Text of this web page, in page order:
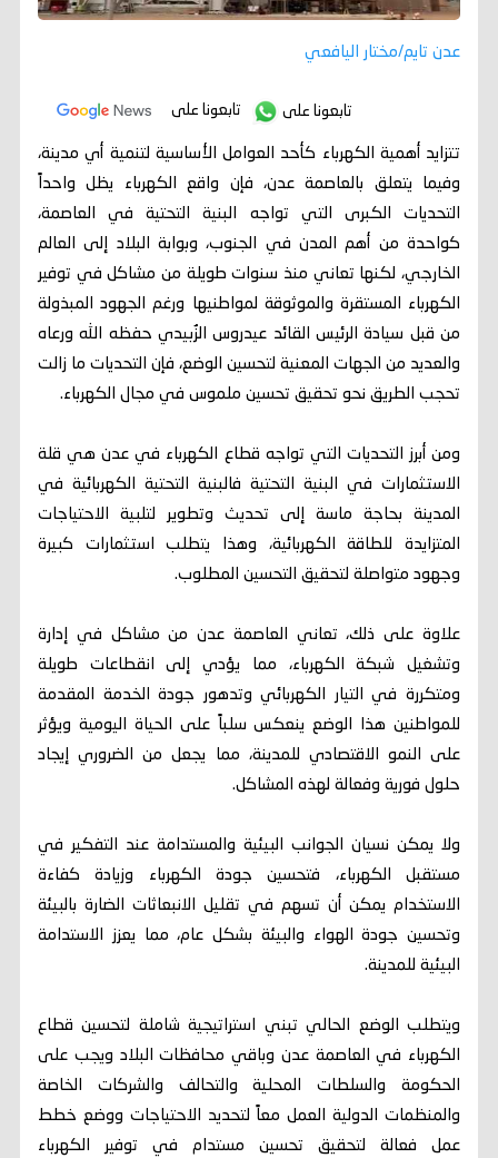
عدن تايم/مختار اليافعي
تابعونا على تابعونا على
تتزايد أهمية الكهرباء كأحد العوامل الأساسية لتنمية أي مدينة،
وفيما يتعلق بالعاصمة عدن، فإن واقع الكهرباء يظل واحداً
التحديات الكبرى التي تواجه البنية التحتية في العاصمة،
كواحدة من أهم المدن في الجنوب، وبوابة البلاد إلى العالم
الخارجي، لكنها تعاني منذ سنوات طويلة من مشاكل في توفير
الكهرباء المستقرة والموثوقة لمواطنيها ورغم الجهود المبذولة
من قبل سيادة الرئيس القائد عيدروس الزُبيدي حفظه الله ورعاه
والعديد من الجهات المعنية لتحسين الوضع، فإن التحديات ما زالت
تحجب الطريق نحو تحقيق تحسين ملموس في مجال الكهرباء.
ومن أبرز التحديات التي تواجه قطاع الكهرباء في عدن هي قلة
الاستثمارات في البنية التحتية فالبنية التحتية الكهربائية في
المدينة بحاجة ماسة إلى تحديث وتطوير لتلبية الاحتياجات
المتزايدة للطاقة الكهربائية، وهذا يتطلب استثمارات كبيرة
وجهود متواصلة لتحقيق التحسين المطلوب.
علاوة على ذلك، تعاني العاصمة عدن من مشاكل في إدارة
وتشغيل شبكة الكهرباء، مما يؤدي إلى انقطاعات طويلة
ومتكررة في التيار الكهربائي وتدهور جودة الخدمة المقدمة
للمواطنين هذا الوضع ينعكس سلباً على الحياة اليومية ويؤثر
على النمو الاقتصادي للمدينة، مما يجعل من الضروري إيجاد
حلول فورية وفعالة لهذه المشاكل.
ولا يمكن نسيان الجوانب البيئية والمستدامة عند التفكير في
مستقبل الكهرباء، فتحسين جودة الكهرباء وزيادة كفاءة
الاستخدام يمكن أن تسهم في تقليل الانبعاثات الضارة بالبيئة
وتحسين جودة الهواء والبيئة بشكل عام، مما يعزز الاستدامة
البيئية للمدينة.
ويتطلب الوضع الحالي تبني استراتيجية شاملة لتحسين قطاع
الكهرباء في العاصمة عدن وباقي محافظات البلاد ويجب على
الحكومة والسلطات المحلية والتحالف والشركات الخاصة
والمنظمات الدولية العمل معاً لتحديد الاحتياجات ووضع خطط
عمل فعالة لتحقيق تحسين مستدام في توفير الكهرباء